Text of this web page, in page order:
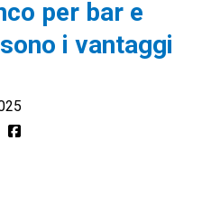
per bar e
i vantaggi